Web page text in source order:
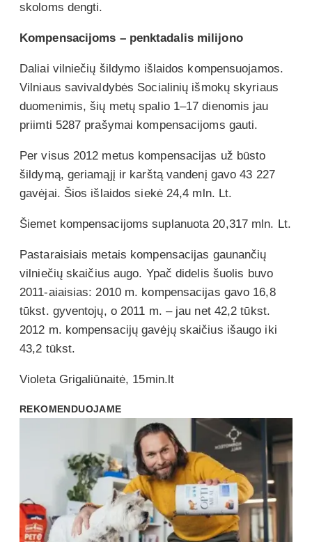
skoloms dengti.
Kompensacijoms – penktadalis milijono
Daliai vilniečių šildymo išlaidos kompensuojamos.
Vilniaus savivaldybės Socialinių išmokų skyriaus
duomenimis, šių metų spalio 1–17 dienomis jau
priimti 5287 prašymai kompensacijoms gauti.
Per visus 2012 metus kompensacijas už būsto
šildymą, geriamąjį ir karštą vandenį gavo 43 227
gavėjai. Šios išlaidos siekė 24,4 mln. Lt.
Šiemet kompensacijoms suplanuota 20,317 mln. Lt.
Pastaraisiais metais kompensacijas gaunančių
vilniečių skaičius augo. Ypač didelis šuolis buvo
2011-aiaisias: 2010 m. kompensacijas gavo 16,8
tūkst. gyventojų, o 2011 m. – jau net 42,2 tūkst.
2012 m. kompensacijų gavėjų skaičius išaugo iki
43,2 tūkst.
Violeta Grigaliūnaitė, 15min.lt
REKOMENDUOJAME